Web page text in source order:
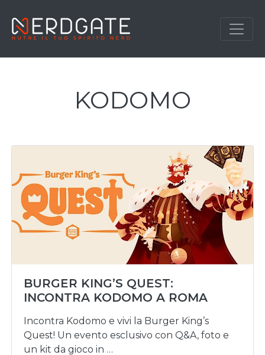
KODOMO
BURGER KING’S QUEST:
INCONTRA KODOMO A ROMA
Incontra Kodomo e vivi la Burger King’s
Quest! Un evento esclusivo con Q&A, foto e
un kit da gioco in …